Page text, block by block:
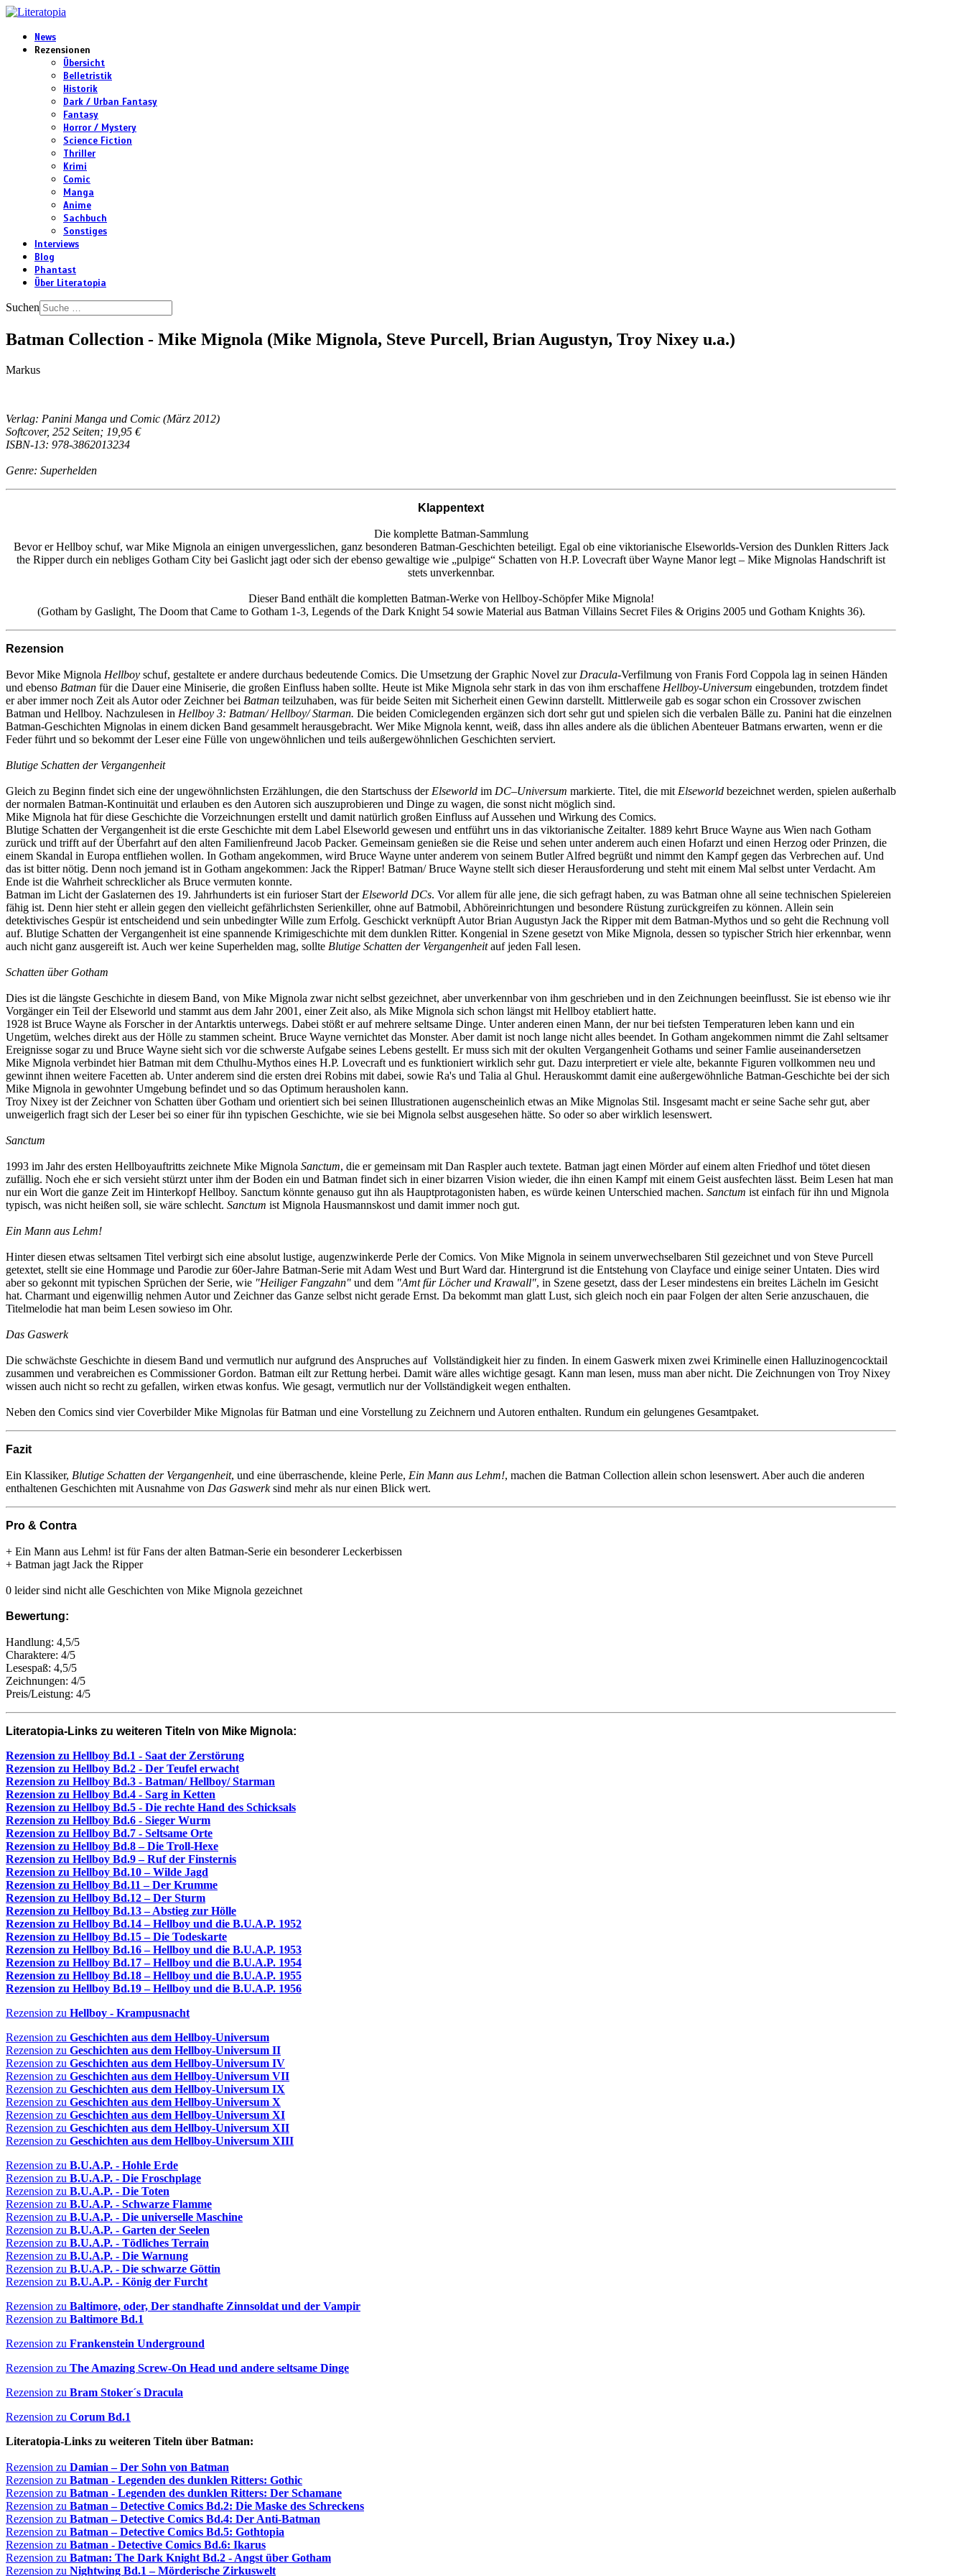
News
Rezensionen
Übersicht
Belletristik
Historik
Dark / Urban Fantasy
Fantasy
Horror / Mystery
Science Fiction
Thriller
Krimi
Comic
Manga
Anime
Sachbuch
Sonstiges
Interviews
Blog
Phantast
Über Literatopia
Suchen
Batman Collection - Mike Mignola (Mike Mignola, Steve Purcell, Brian Augustyn, Troy Nixey u.a.)
Markus
Verlag: Panini Manga und Comic (März 2012)
Softcover, 252 Seiten; 19,95 €
ISBN-13: 978-3862013234
Genre: Superhelden
Klappentext
Die komplette Batman-Sammlung
Bevor er Hellboy schuf, war Mike Mignola an einigen unvergesslichen, ganz besonderen Batman-Geschichten beteiligt. Egal ob eine viktorianische Elseworlds-Version des Dunklen Ritters Jack
the Ripper durch ein nebliges Gotham City bei Gaslicht jagt oder sich der ebenso gewaltige wie „pulpige“ Schatten von H.P. Lovecraft über Wayne Manor legt – Mike Mignolas Handschrift ist
stets unverkennbar.
Dieser Band enthält die kompletten Batman-Werke von Hellboy-Schöpfer Mike Mignola!
(Gotham by Gaslight, The Doom that Came to Gotham 1-3, Legends of the Dark Knight 54 sowie Material aus Batman Villains Secret Files & Origins 2005 und Gotham Knights 36).
Rezension
Bevor Mike Mignola Hellboy schuf, gestaltete er andere durchaus bedeutende Comics. Die Umsetzung der Graphic Novel zur Dracula-Verfilmung von Franis Ford Coppola lag in seinen Händen
und ebenso Batman für die Dauer eine Miniserie, die großen Einfluss haben sollte. Heute ist Mike Mignola sehr stark in das von ihm erschaffene Hellboy-Universum eingebunden, trotzdem findet
er aber immer noch Zeit als Autor oder Zeichner bei Batman teilzuhaben, was für beide Seiten mit Sicherheit einen Gewinn darstellt. Mittlerweile gab es sogar schon ein Crossover zwischen
Batman und Hellboy. Nachzulesen in Hellboy 3: Batman/ Hellboy/ Starman. Die beiden Comiclegenden ergänzen sich dort sehr gut und spielen sich die verbalen Bälle zu. Panini hat die einzelnen
Batman-Geschichten Mignolas in einem dicken Band gesammelt herausgebracht. Wer Mike Mignola kennt, weiß, dass ihn alles andere als die üblichen Abenteuer Batmans erwarten, wenn er die
Feder führt und so bekommt der Leser eine Fülle von ungewöhnlichen und teils außergewöhnlichen Geschichten serviert.
Blutige Schatten der Vergangenheit
Gleich zu Beginn findet sich eine der ungewöhnlichsten Erzählungen, die den Startschuss derElseworld im DC–Universum markierte. Titel, die mit Elseworld bezeichnet werden, spielen außerhalb
der normalen Batman-Kontinuität und erlauben es den Autoren sich auszuprobieren und Dinge zu wagen, die sonst nicht möglich sind.
Mike Mignola hat für diese Geschichte die Vorzeichnungen erstellt und damit natürlich großen Einfluss auf Aussehen und Wirkung des Comics.
Blutige Schatten der Vergangenheit ist die erste Geschichte mit dem Label Elseworld gewesen und entführt uns in das viktorianische Zeitalter. 1889 kehrt Bruce Wayne aus Wien nach Gotham
zurück und trifft auf der Überfahrt auf den alten Familienfreund Jacob Packer. Gemeinsam genießen sie die Reise und sehen unter anderem auch einen Hofarzt und einen Herzog oder Prinzen, die
einem Skandal in Europa entfliehen wollen. In Gotham angekommen, wird Bruce Wayne unter anderem von seinem Butler Alfred begrüßt und nimmt den Kampf gegen das Verbrechen auf. Und
das ist bitter nötig. Denn noch jemand ist in Gotham angekommen: Jack the Ripper! Batman/ Bruce Wayne stellt sich dieser Herausforderung und steht mit einem Mal selbst unter Verdacht. Am
Ende ist die Wahrheit schrecklicher als Bruce vermuten konnte.
Batman im Licht der Gaslaternen des 19. Jahrhunderts ist ein furioser Start der Elseworld DCs. Vor allem für alle jene, die sich gefragt haben, zu was Batman ohne all seine technischen Spielereien
fähig ist. Denn hier steht er allein gegen den vielleicht gefährlichsten Serienkiller, ohne auf Batmobil, Abhöreinrichtungen und besondere Rüstung zurückgreifen zu können. Allein sein
detektivisches Gespür ist entscheidend und sein unbedingter Wille zum Erfolg. Geschickt verknüpft Autor Brian Augustyn Jack the Ripper mit dem Batman-Mythos und so geht die Rechnung voll
auf. Blutige Schatten der Vergangenheit ist eine spannende Krimigeschichte mit dem dunklen Ritter. Kongenial in Szene gesetzt von Mike Mignola, dessen so typischer Strich hier erkennbar, wenn
auch nicht ganz ausgereift ist. Auch wer keine Superhelden mag, sollte Blutige Schatten der Vergangenheitauf jeden Fall lesen.
Schatten über Gotham
Dies ist die längste Geschichte in diesem Band, von Mike Mignola zwar nicht selbst gezeichnet, aber unverkennbar von ihm geschrieben und in den Zeichnungen beeinflusst. Sie ist ebenso wie ihr
Vorgänger ein Teil der Elseworld und stammt aus dem Jahr 2001, einer Zeit also, als Mike Mignola sich schon längst mit Hellboy etabliert hatte.
1928 ist Bruce Wayne als Forscher in der Antarktis unterwegs. Dabei stößt er auf mehrere seltsame Dinge. Unter anderen einen Mann, der nur bei tiefsten Temperaturen leben kann und ein
Ungetüm, welches direkt aus der Hölle zu stammen scheint. Bruce Wayne vernichtet das Monster. Aber damit ist noch lange nicht alles beendet. In Gotham angekommen nimmt die Zahl seltsamer
Ereignisse sogar zu und Bruce Wayne sieht sich vor die schwerste Aufgabe seines Lebens gestellt. Er muss sich mit der okulten Vergangenheit Gothams und seiner Famlie auseinandersetzen
Mike Mignola verbindet hier Batman mit dem Cthulhu-Mythos eines H.P. Lovecraft und es funktioniert wirklich sehr gut. Dazu interpretiert er viele alte, bekannte Figuren vollkommen neu und
gewinnt ihnen weitere Facetten ab. Unter anderem sind die ersten drei Robins mit dabei, sowie Ra's und Talia al Ghul. Herauskommt damit eine außergewöhnliche Batman-Geschichte bei der sich
Mike Mignola in gewohnter Umgebung befindet und so das Optimum herausholen kann.
Troy Nixey ist der Zeichner von Schatten über Gotham und orientiert sich bei seinen Illustrationen augenscheinlich etwas an Mike Mignolas Stil. Insgesamt macht er seine Sache sehr gut, aber
unweigerlich fragt sich der Leser bei so einer für ihn typischen Geschichte, wie sie bei Mignola selbst ausgesehen hätte. So oder so aber wirklich lesenswert.
Sanctum
1993 im Jahr des ersten Hellboyauftritts zeichnete Mike Mignola Sanctum, die er gemeinsam mit Dan Raspler auch textete. Batman jagt einen Mörder auf einem alten Friedhof und tötet diesen
zufällig. Noch ehe er sich versieht stürzt unter ihm der Boden ein und Batman findet sich in einer bizarren Vision wieder, die ihn einen Kampf mit einem Geist ausfechten lässt. Beim Lesen hat man
nur ein Wort die ganze Zeit im Hinterkopf Hellboy. Sanctum könnte genauso gut ihn als Hauptprotagonisten haben, es würde keinen Unterschied machen. Sanctum ist einfach für ihn und Mignola
typisch, was nicht heißen soll, sie wäre schlecht. Sanctum ist Mignola Hausmannskost und damit immer noch gut.
Ein Mann aus Lehm!
Hinter diesen etwas seltsamen Titel verbirgt sich eine absolut lustige, augenzwinkerde Perle der Comics. Von Mike Mignola in seinem unverwechselbaren Stil gezeichnet und von Steve Purcell
getextet, stellt sie eine Hommage und Parodie zur 60er-Jahre Batman-Serie mit Adam West und Burt Ward dar. Hintergrund ist die Entstehung von Clayface und einige seiner Untaten. Dies wird
aber so gekonnt mit typischen Sprüchen der Serie, wie "Heiliger Fangzahn" und dem "Amt für Löcher und Krawall", in Szene gesetzt, dass der Leser mindestens ein breites Lächeln im Gesicht
hat. Charmant und eigenwillig nehmen Autor und Zeichner das Ganze selbst nicht gerade Ernst. Da bekommt man glatt Lust, sich gleich noch ein paar Folgen der alten Serie anzuschauen, die
Titelmelodie hat man beim Lesen sowieso im Ohr.
Das Gaswerk
Die schwächste Geschichte in diesem Band und vermutlich nur aufgrund des Anspruches auf Vollständigkeit hier zu finden. In einem Gaswerk mixen zwei Kriminelle einen Halluzinogencocktail
zusammen und verabreichen es Commissioner Gordon. Batman eilt zur Rettung herbei. Damit wäre alles wichtige gesagt. Kann man lesen, muss man aber nicht. Die Zeichnungen von Troy Nixey
wissen auch nicht so recht zu gefallen, wirken etwas konfus. Wie gesagt, vermutlich nur der Vollständigkeit wegen enthalten.
Neben den Comics sind vier Coverbilder Mike Mignolas für Batman und eine Vorstellung zu Zeichnern und Autoren enthalten. Rundum ein gelungenes Gesamtpaket.
Fazit
Ein Klassiker, Blutige Schatten der Vergangenheit, und eine überraschende, kleine Perle, Ein Mann aus Lehm!, machen die Batman Collection allein schon lesenswert. Aber auch die anderen
enthaltenen Geschichten mit Ausnahme von Das Gaswerksind mehr als nur einen Blick wert.
Pro & Contra
+ Ein Mann aus Lehm! ist für Fans der alten Batman-Serie ein besonderer Leckerbissen
+ Batman jagt Jack the Ripper
0 leider sind nicht alle Geschichten von Mike Mignola gezeichnet
Bewertung:
Handlung: 4,5/5
Charaktere: 4/5
Lesespaß: 4,5/5
Zeichnungen: 4/5
Preis/Leistung: 4/5
Literatopia-Links zu weiteren Titeln von Mike Mignola:
Rezension zu Hellboy Bd.1 - Saat der Zerstörung
Rezension zu Hellboy Bd.2 - Der Teufel erwacht
Rezension zu Hellboy Bd.3 - Batman/ Hellboy/ Starman
Rezension zu Hellboy Bd.4 - Sarg in Ketten
Rezension zu Hellboy Bd.5 - Die rechte Hand des Schicksals
Rezension zu Hellboy Bd.6 - Sieger Wurm
Rezension zu Hellboy Bd.7 - Seltsame Orte
Rezension zu Hellboy Bd.8 – Die Troll-Hexe
Rezension zu Hellboy Bd.9 – Ruf der Finsternis
Rezension zu Hellboy Bd.10 – Wilde Jagd
Rezension zu Hellboy Bd.11 – Der Krumme
Rezension zu Hellboy Bd.12 – Der Sturm
Rezension zu Hellboy Bd.13 – Abstieg zur Hölle
Rezension zu Hellboy Bd.14 – Hellboy und die B.U.A.P. 1952
Rezension zu Hellboy Bd.15 – Die Todeskarte
Rezension zu Hellboy Bd.16 – Hellboy und die B.U.A.P. 1953
Rezension zu Hellboy Bd.17 – Hellboy und die B.U.A.P. 1954
Rezension zu Hellboy Bd.18 – Hellboy und die B.U.A.P. 1955
Rezension zu Hellboy Bd.19 – Hellboy und die B.U.A.P. 1956
Rezension zu Hellboy - Krampusnacht
Rezension zu Geschichten aus dem Hellboy-Universum
Rezension zu Geschichten aus dem Hellboy-Universum II
Rezension zu Geschichten aus dem Hellboy-Universum IV
Rezension zu Geschichten aus dem Hellboy-Universum VII
Rezension zu Geschichten aus dem Hellboy-Universum IX
Rezension zu Geschichten aus dem Hellboy-Universum X
Rezension zu Geschichten aus dem Hellboy-Universum XI
Rezension zu Geschichten aus dem Hellboy-Universum XII
Rezension zu Geschichten aus dem Hellboy-Universum XIII
Rezension zu B.U.A.P. - Hohle Erde
Rezension zu B.U.A.P. - Die Froschplage
Rezension zu B.U.A.P. - Die Toten
Rezension zu B.U.A.P. - Schwarze Flamme
Rezension zu B.U.A.P. - Die universelle Maschine
Rezension zu B.U.A.P. - Garten der Seelen
Rezension zu B.U.A.P. - Tödliches Terrain
Rezension zu B.U.A.P. - Die Warnung
Rezension zu B.U.A.P. - Die schwarze Göttin
Rezension zu B.U.A.P. - König der Furcht
Rezension zu Baltimore, oder, Der standhafte Zinnsoldat und der Vampir
Rezension zu Baltimore Bd.1
Rezension zu Frankenstein Underground
Rezension zu The Amazing Screw-On Head und andere seltsame Dinge
Rezension zu Bram Stoker´s Dracula
Rezension zu Corum Bd.1
Literatopia-Links zu weiteren Titeln über Batman:
Rezension zu Damian – Der Sohn von Batman
Rezension zu Batman - Legenden des dunklen Ritters: Gothic
Rezension zu Batman - Legenden des dunklen Ritters: Der Schamane
Rezension zu Batman – Detective Comics Bd.2: Die Maske des Schreckens
Rezension zu Batman – Detective Comics Bd.4: Der Anti-Batman
Rezension zu Batman – Detective Comics Bd.5: Gothtopia
Rezension zu Batman - Detective Comics Bd.6: Ikarus
Rezension zu Batman: The Dark Knight Bd.2 - Angst über Gotham
Rezension zu Nightwing Bd.1 – Mörderische Zirkuswelt